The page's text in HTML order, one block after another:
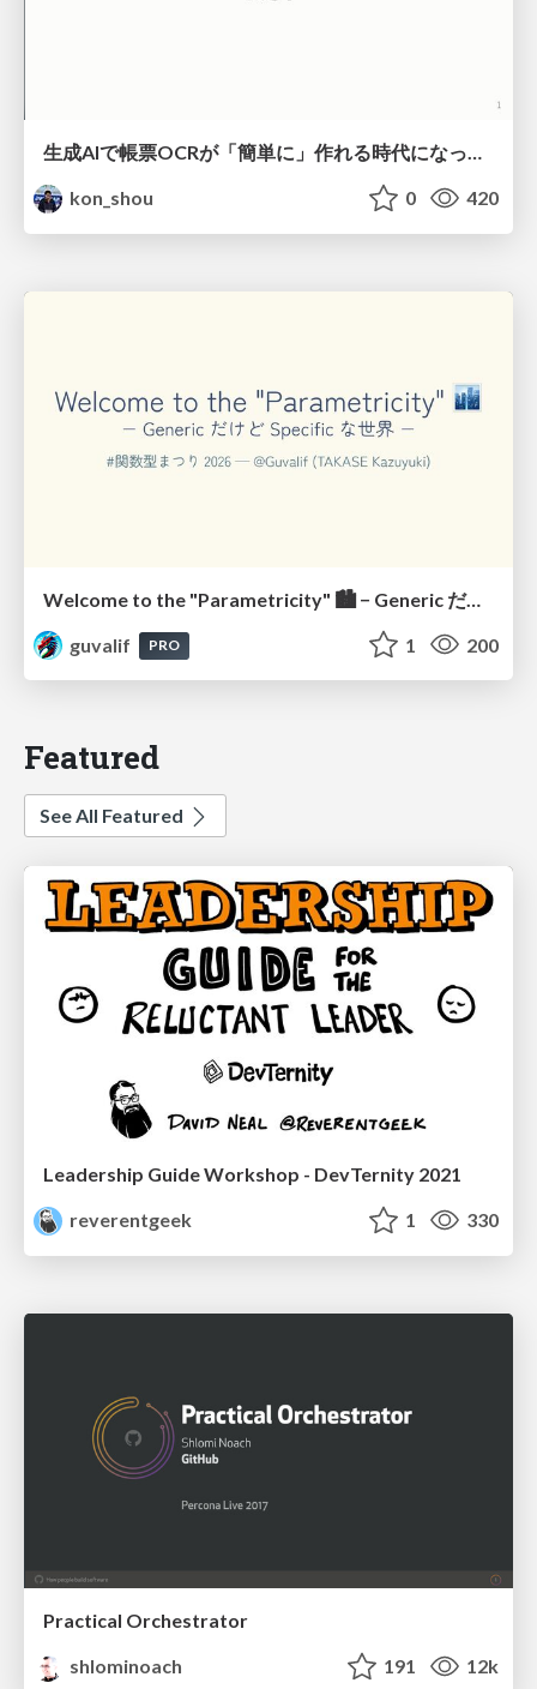
生成AIで帳票OCRが「簡単に」作れる時代になった？
kon_shou
0 420
Welcome to the "Parametricity" 🏙️ − Generic だけど Specific な世界 −
guvalif
PRO 1 200
Featured
See All Featured
Leadership Guide Workshop - DevTernity 2021
reverentgeek
1 330
Practical Orchestrator
shlominoach
191 12k